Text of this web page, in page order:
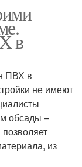
в
ПВХ в
не имеют
обсады –
из